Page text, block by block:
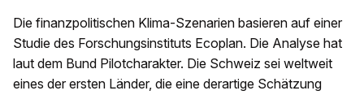
Die finanzpolitischen Klima-Szenarien basieren auf einer
Studie des Forschungsinstituts Ecoplan. Die Analyse hat
laut dem Bund Pilotcharakter. Die Schweiz sei weltweit
eines der ersten Länder, die eine derartige Schätzung